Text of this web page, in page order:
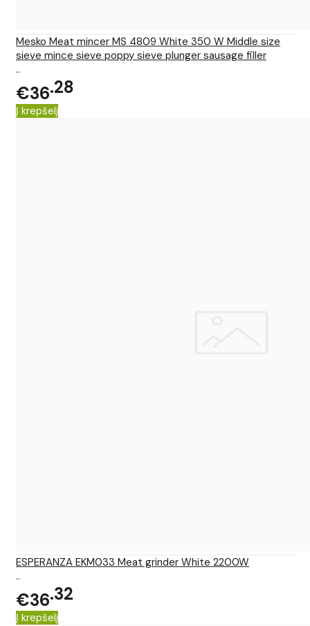
Mesko Meat mincer MS 4809 White 350 W Middle size
sieve mince sieve poppy sieve plunger sausage filler
..
€36 28
Į krepšelį
ESPERANZA EKM033 Meat grinder White 2200W
..
€36 32
Į krepšelį